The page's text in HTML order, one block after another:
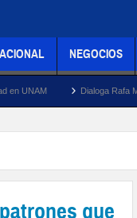
NEGOCIOS
Dialoga Rafa Marín con
que